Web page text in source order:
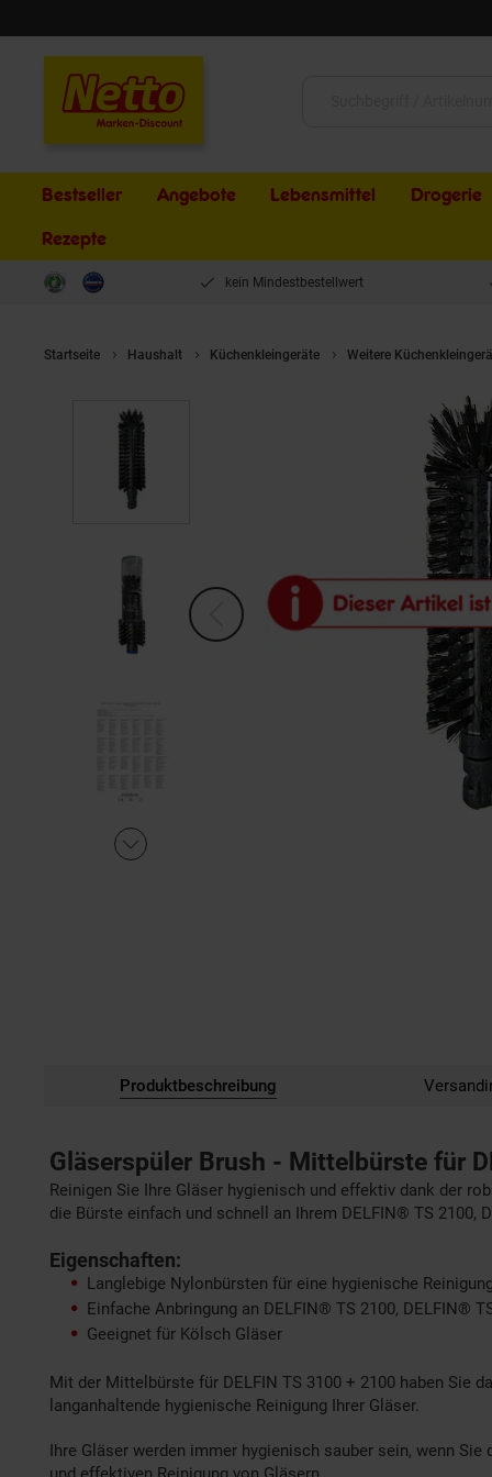
Bestseller Angebote Lebensmittel Drogerie
Rezepte
kein Mindestbestellwert
Startseite Haushalt Küchenkleingeräte Weitere
Produktbeschreibung
Gläserspüler Brush - Mittelbürste für
Reinigen Sie Ihre Gläser hygienisch und effektiv dank der
die Bürste einfach und schnell an Ihrem DELFIN® TS 2100,
Eigenschaften:
Langlebige Nylonbürsten für eine hygienische
Einfache Anbringung an DELFIN® TS 2100, DELFIN®
Geeignet für Kölsch Gläser
Mit der Mittelbürste für DELFIN TS 3100 + 2100 haben Sie
langanhaltende hygienische Reinigung Ihrer Gläser.
Ihre Gläser werden immer hygienisch sauber sein, wenn